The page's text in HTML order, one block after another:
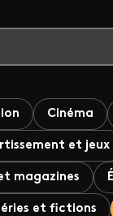
Cinéma
et jeux
magazines
et fictions